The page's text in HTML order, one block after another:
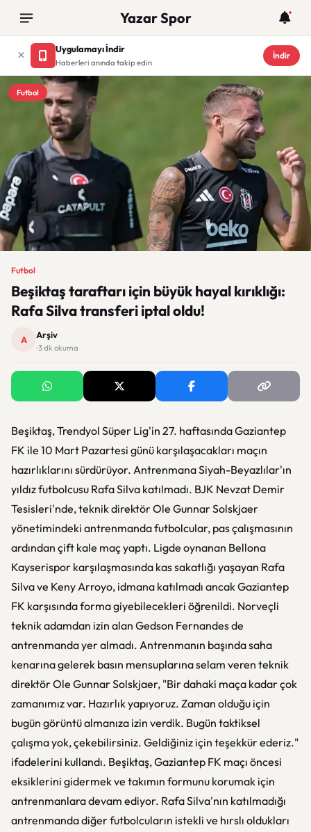
Yazar Spor
Uygulamayı İndir
Haberleri anında takip edin
İndir
Futbol
Futbol
Beşiktaş taraftarı için büyük hayal kırıklığı:
Rafa Silva transferi iptal oldu!
A Arşiv
· 3 dk okuma
Beşiktaş, Trendyol Süper Lig'in 27. haftasında Gaziantep
FK ile 10 Mart Pazartesi günü karşılaşacakları maçın
hazırlıklarını sürdürüyor. Antrenmana Siyah-Beyazlılar'ın
yıldız futbolcusu Rafa Silva katılmadı. BJK Nevzat Demir
Tesisleri'nde, teknik direktör Ole Gunnar Solskjaer
yönetimindeki antrenmanda futbolcular, pas çalışmasının
ardından çift kale maç yaptı. Ligde oynanan Bellona
Kayserispor karşılaşmasında kas sakatlığı yaşayan Rafa
Silva ve Keny Arroyo, idmana katılmadı ancak Gaziantep
FK karşısında forma giyebilecekleri öğrenildi. Norveçli
teknik adamdan izin alan Gedson Fernandes de
antrenmanda yer almadı. Antrenmanın başında saha
kenarına gelerek basın mensuplarına selam veren teknik
direktör Ole Gunnar Solskjaer, "Bir dahaki maça kadar çok
zamanımız var. Hazırlık yapıyoruz. Zaman olduğu için
bugün görüntü almanıza izin verdik. Bugün taktiksel
çalışma yok, çekebilirsiniz. Geldiğiniz için teşekkür ederiz."
ifadelerini kullandı. Beşiktaş, Gaziantep FK maçı öncesi
eksiklerini gidermek ve takımın formunu korumak için
antrenmanlara devam ediyor. Rafa Silva'nın katılmadığı
antrenmanda diğer futbolcuların istekli ve hırslı oldukları